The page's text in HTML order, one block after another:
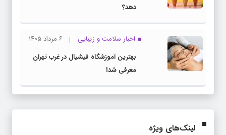
دهد؟
اخبار سلامت و زیبایی
۶ مرداد ۱۴۰۵
بهترین آموزشگاه فیشیال در غرب تهران
معرفی شد!
لینک‌های ویژه